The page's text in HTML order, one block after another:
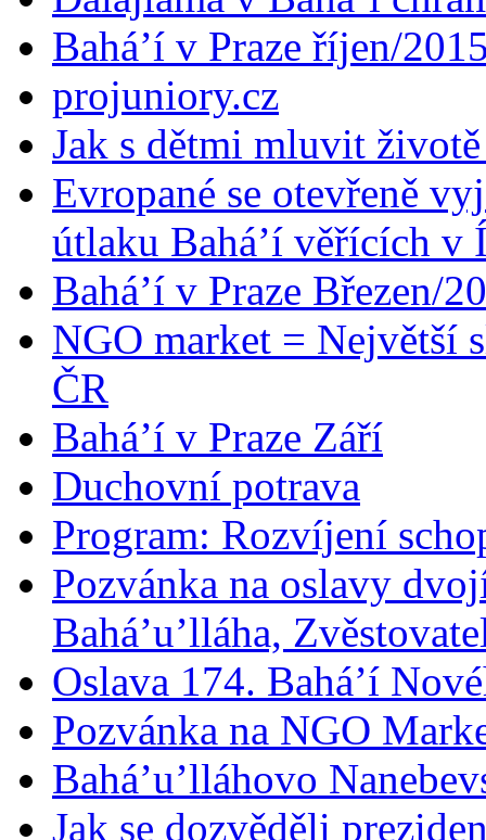
Bahá’í v Praze říjen/
projuniory.cz
Jak s dětmi mluvit
Evropané se otevřeně
útlaku Bahá’í věřících v
Bahá’í v Praze Březen/
NGO market = Největší
ČR
Bahá’í v Praze Září
Duchovní potrava
Program: Rozvíjení
Pozvánka na oslavy
Bahá’u’lláha,
Oslava 174. Bahá’í
Pozvánka na NGO
Bahá’u’lláhovo
Jak se dozvěděli